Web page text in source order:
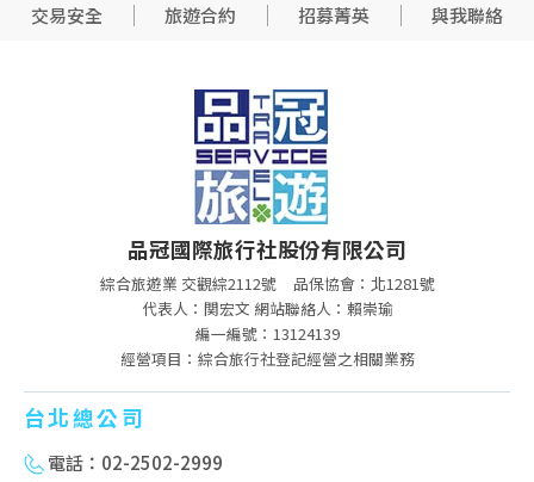
交易安全
旅遊合約 招募菁英 與我聯絡
品冠國際旅行社股份有限公司
綜合旅遊業 交觀綜2112號
品保協會：北1281號
代表人：関宏文 網站聯絡人：賴崇瑜
編一編號：13124139
經營項目：綜合旅行社登記經營之相關業務
台北總公司
電話：02-2502-2999